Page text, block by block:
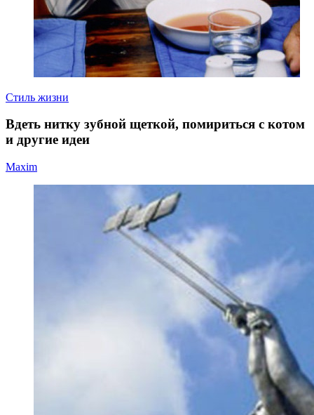
Стиль жизни
Вдеть нитку зубной щеткой, помириться с котом
и другие идеи
Maxim